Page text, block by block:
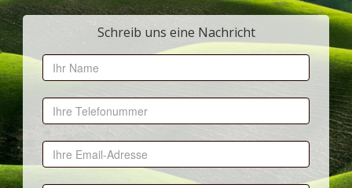
Schreib uns eine Nachricht